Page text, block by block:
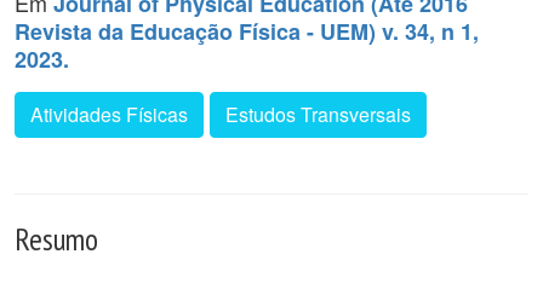
Revista da Educação Física - UEM) v. 34, n 1,
2023.
Atividades Físicas Estudos Transversais
Resumo